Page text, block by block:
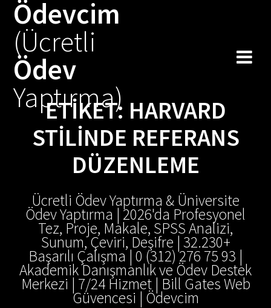
Ödevcim
(Ücretli
Ödev
Yaptırma)
ETIKET: HARVARD
STILINDE REFERANS
DÜZENLEME
Ücretli Ödev Yaptırma & Üniversite
Ödev Yaptırma | 2026'da Profesyonel
Tez, Proje, Makale, SPSS Analizi,
Sunum, Çeviri, Deşifre | 32.230+
Başarılı Çalışma | 0 (312) 276 75 93 |
Akademik Danışmanlık ve Ödev Destek
Merkezi | 7/24 Hizmet | Bill Gates Web
Güvencesi | Ödevcim